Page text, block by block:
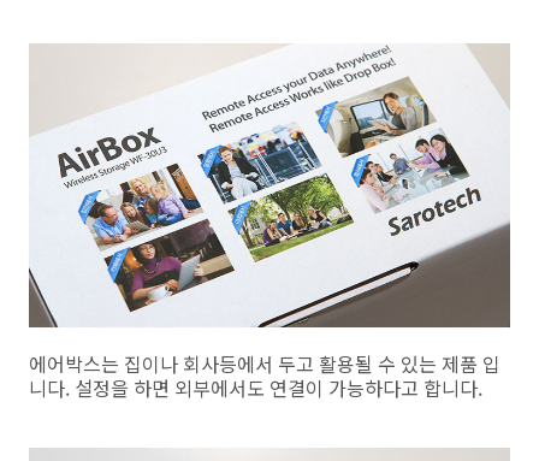
에어박스는 집이나 회사등에서 두고 활용될 수 있는 제품 입
니다. 설정을 하면 외부에서도 연결이 가능하다고 합니다.